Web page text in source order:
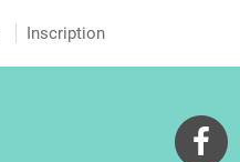
Inscription